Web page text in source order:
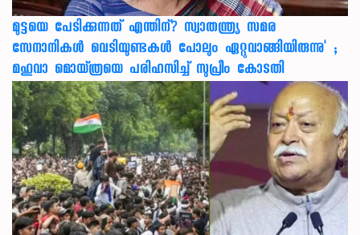
മുട്ടയെ പേടിക്കുന്നത് എന്തിന്? സ്വാതന്ത്ര്യ സമര
സേനാനികൾ വെടിയുണ്ടകൾ പോലും ഏറ്റുവാങ്ങിയിരുന്നു' ;
മഹുവാ മൊയ്ത്രയെ പരിഹസിച്ച് സുപ്രീം കോടതി